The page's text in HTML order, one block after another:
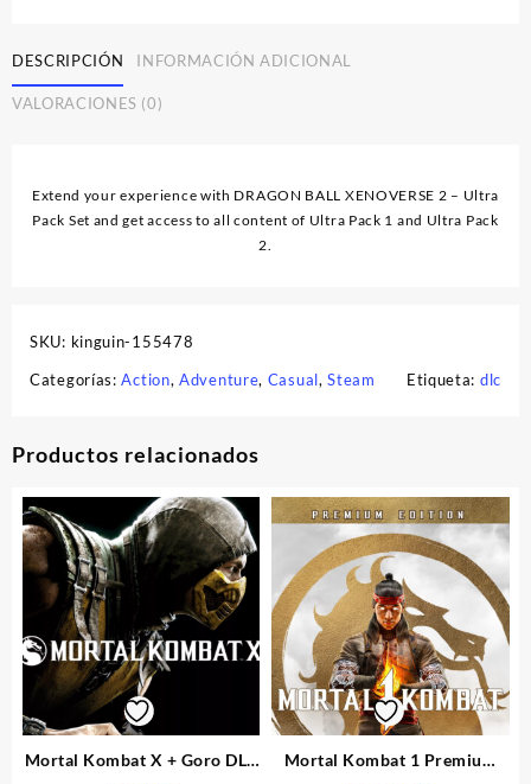
Ultra
Pack
Set
CD
Key
DESCRIPCIÓN INFORMACIÓN ADICIONAL
VALORACIONES (0)
Extend your experience with DRAGON BALL XENOVERSE 2 – Ultra
Pack Set and get access to all content of Ultra Pack 1 and Ultra Pack
2.
SKU: kinguin-155478
Categorías:Action,Adventure, Casual,Steam Etiqueta: dlc
Productos relacionados
Mortal Kombat X + Goro DLC
Mortal Kombat 1 Premium